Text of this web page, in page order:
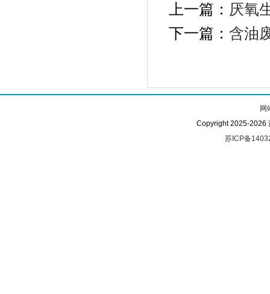
上一篇： 厌氧
下一篇： 含油
网
Copyright 2025-2026
苏ICP备